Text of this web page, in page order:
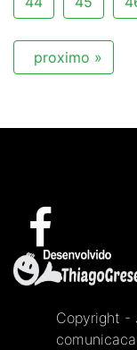
proximo »
Copyright -